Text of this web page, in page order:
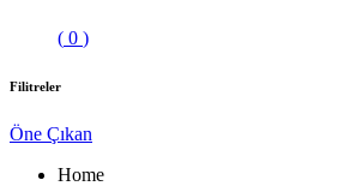
( 0 )
Filitreler
Öne Çıkan
Home